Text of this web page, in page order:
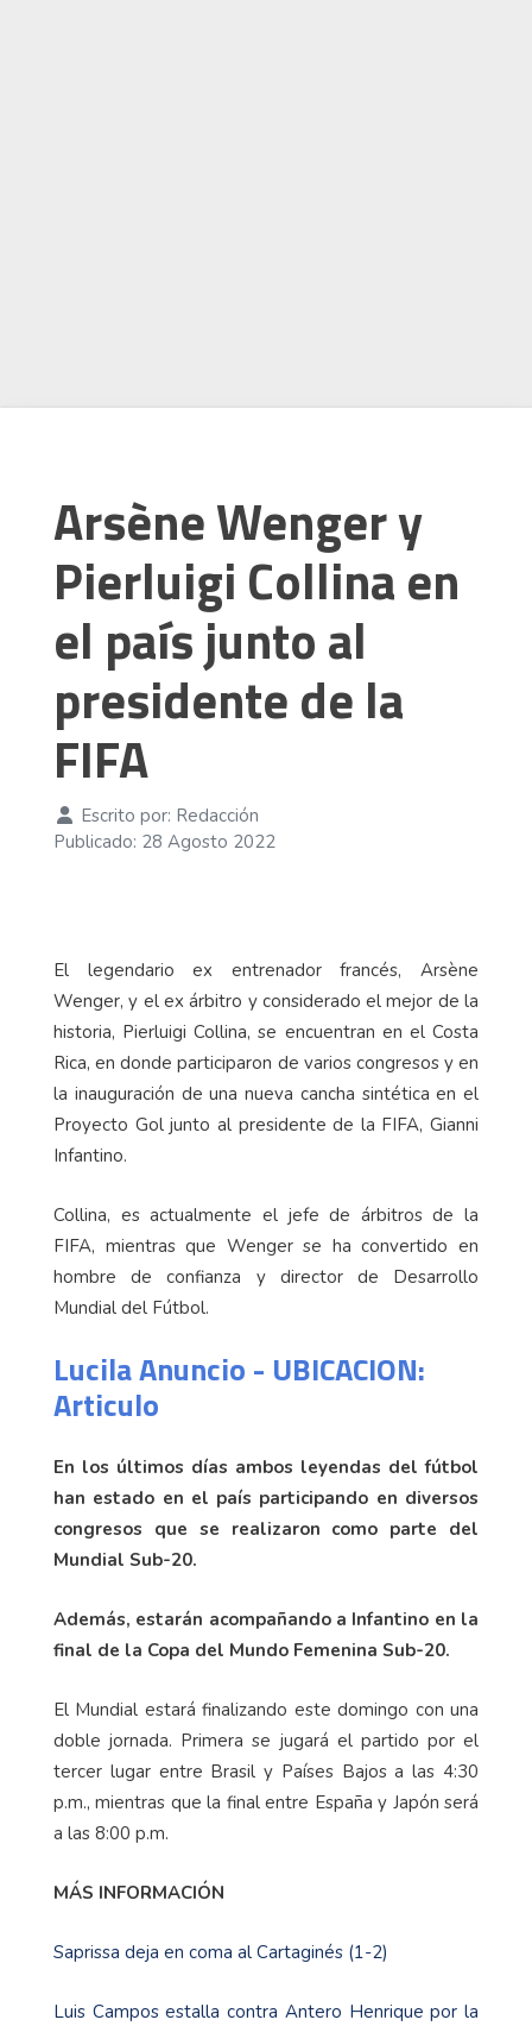
Arsène Wenger y
Pierluigi Collina en
el país junto al
presidente de la
FIFA
Escrito por: Redacción
Publicado: 28 Agosto 2022
El legendario ex entrenador francés, Arsène
Wenger, y el ex árbitro y considerado el mejor de la
historia, Pierluigi Collina, se encuentran en el Costa
Rica, en donde participaron de varios congresos y en
la inauguración de una nueva cancha sintética en el
Proyecto Gol junto al presidente de la FIFA, Gianni
Infantino.
Collina, es actualmente el jefe de árbitros de la
FIFA, mientras que Wenger se ha convertido en
hombre de confianza y director de Desarrollo
Mundial del Fútbol.
Lucila Anuncio - UBICACION:
Articulo
En los últimos días ambos leyendas del fútbol
han estado en el país participando en diversos
congresos que se realizaron como parte del
Mundial Sub-20.
Además, estarán acompañando a Infantino en la
final de la Copa del Mundo Femenina Sub-20.
El Mundial estará finalizando este domingo con una
doble jornada. Primera se jugará el partido por el
tercer lugar entre Brasil y Países Bajos a las 4:30
p.m., mientras que la final entre España y Japón será
a las 8:00 p.m.
MÁS INFORMACIÓN
Saprissa deja en coma al Cartaginés (1-2)
Luis Campos estalla contra Antero Henrique por la